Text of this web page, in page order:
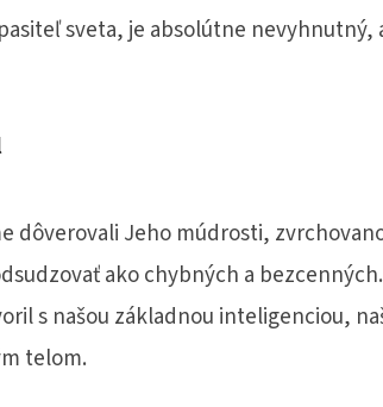
sveta, je absolútne
dôverovali Jeho múdrosti,
ako chybných a
s našou základnou inteligenciou,
telom.